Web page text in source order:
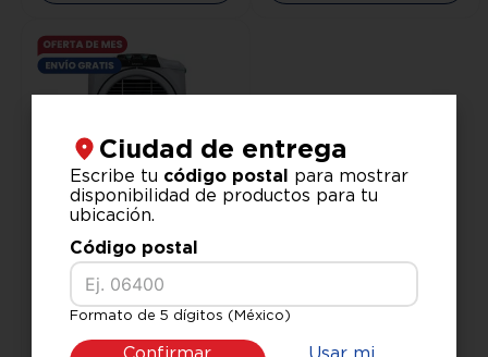
Symphony
Aire Symphony Sumo 75XL
Cooler (Celdeck)
5299.00
$6449.00
Ciudad de entrega
Escribe tu código postal para mostrar
disponibilidad de productos para tu
ubicación.
Código postal
Formato de 5 dígitos (México)
Confirmar Usar mi